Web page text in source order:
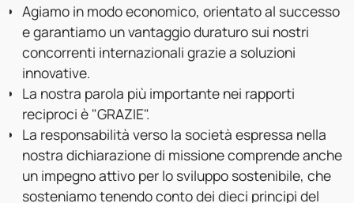
Agiamo in modo economico, orientato al successo
e garantiamo un vantaggio duraturo sui nostri
concorrenti internazionali grazie a soluzioni
innovative.
La nostra parola più importante nei rapporti
reciproci è "GRAZIE".
La responsabilità verso la società espressa nella
nostra dichiarazione di missione comprende anche
un impegno attivo per lo sviluppo sostenibile, che
sosteniamo tenendo conto dei dieci principi del